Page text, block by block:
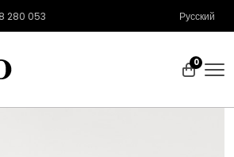
280 053 Русский
0